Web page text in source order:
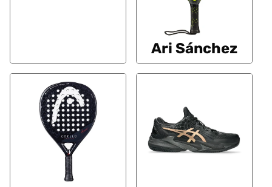
Ari Sánchez